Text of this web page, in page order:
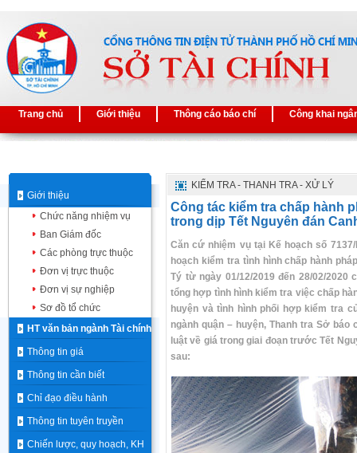
Trang chủ Giới thiệu Thông cáo báo chí Công khai
Giới thiệu
Chức năng nhiệm vụ
Ban Giám đốc
Các phòng trực thuộc
Đơn vị trực thuộc
Đơn vị sự nghiệp
Sơ đồ tổ chức
HT văn bản ngành Tài chính
Thông tin giá
Thông tin cần biết
Chỉ đạo điều hành
Thông tin tuyên truyền
Chiến lược, quy hoạch, KH
KIỂM TRA - THANH TRA - XỬ LÝ
Công tác kiểm tra chấp hành
trong dịp Tết Nguyên đán
Căn cứ nhiệm vụ tại Kế hoạch số
hoạch kiểm tra tình hình chấp hành
Tý từ ngày 01/12/2019 đến 28/02/
tổng hợp tình hình kiểm tra việc chấp
huyện và tình hình phối hợp kiểm tra
ngành quận – huyện, Thanh tra Sở
luật về giá trong giai đoạn trước Tết
sau: